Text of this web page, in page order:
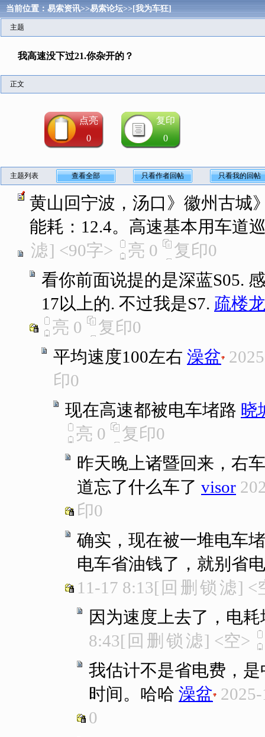
当前位置：易索资讯>>易索论坛>>[我为车狂]
主题
我高速没下过21.你杂开的？
正文
点亮
0
复印
0
主题列表 查看全部 只看作者回帖 只看我的回帖
黄山回宁波，汤口》徽州古城
能耗：12.4。高速基本用车道
滤] <90字> 亮 0 复印0
看你前面说提的是深蓝S05.
17以上的. 不过我是S7. 疏楼
亮 0 复印0
平均速度100左右 澡盆
印0
现在高速都被电车堵路 晓
亮 0 复印0
昨天晚上诸暨回来，右
道忘了什么车了 visor
印0
确实，现在被一堆电车
电车省油钱了，就别省
11-17 8:13[ 回 删 锁 滤] <
因为速度上去了，电
8:43[ 回 删 锁 滤] <空>
我估计不是省电费，
时间。哈哈 澡盆
0